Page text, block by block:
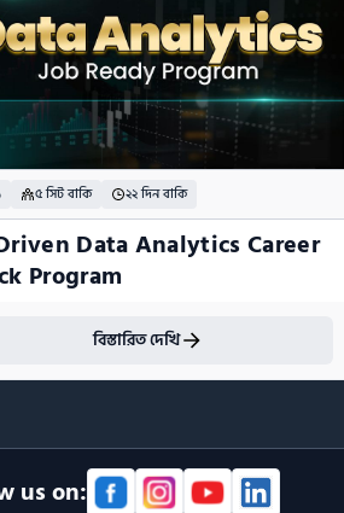
৫ সিট বাকি ২২ দিন বাকি
Data Analytics Career
Program
বিস্তারিত দেখি
us on: